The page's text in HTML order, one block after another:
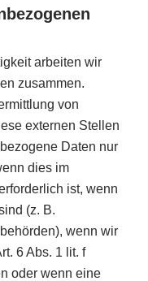
arbeiten wir
zusammen.
von
externen Stellen
Daten nur
dies im
ist, wenn
(z. B.
wenn wir
6 Abs. 1 lit. f
oder wenn eine